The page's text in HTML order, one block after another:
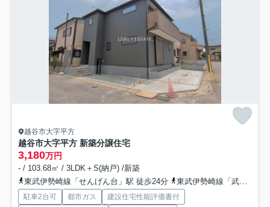
越谷市大字平方
越谷市大字平方 新築分譲住宅
3,180万円
- / 103.68㎡ / 3LDK＋S(納戸) /新築
東武伊勢崎線「せんげん台」駅 徒歩24分
東武伊勢崎線「武里」駅 徒歩23分
駐車2台可 都市ガス
建設住宅性能評価書付